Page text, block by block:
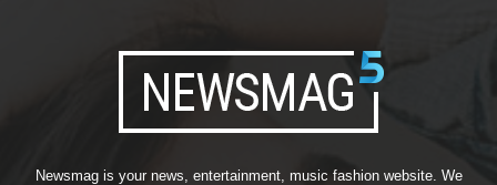
Newsmag is your news, entertainment, music fashion website. We